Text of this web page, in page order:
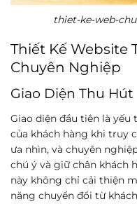
thiet-ke-web-
Thiết Kế Website
Chuyên Nghiệp
Giao Diện Thu Hút
Giao diện đầu tiên là
của khách hàng khi truy
ưa nhìn, và chuyên
chú ý và giữ chân khách
này không chỉ cải thiện
năng chuyển đổi từ